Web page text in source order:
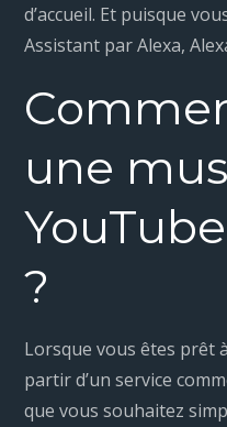
d’accueil. Et puisque
Assistant par Alexa,
une
?
Lorsque vous êtes prêt
partir d’un service
que vous souhaitez